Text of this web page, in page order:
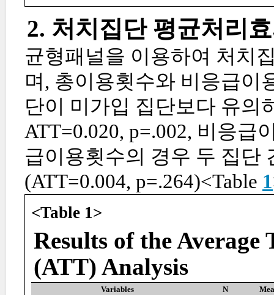
2. 처치집단 평균처리
균형패널을 이용하여 처치
며, 총이용횟수와 비응급이
단이 미가입 집단보다 유의
ATT=0.020, p=.002, 비응급
급이용횟수의 경우 두 집단
(ATT=0.004, p=.264)<Table 1
<Table 1>
Results of the Average
(ATT) Analysis
Variables N